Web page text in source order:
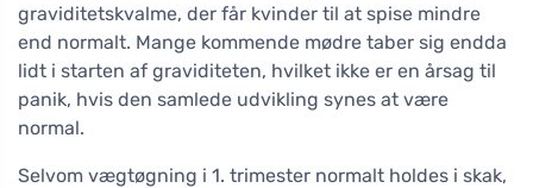
graviditetskvalme, der får kvinder til at spise mindre
end normalt. Mange kommende mødre taber sig endda
lidt i starten af graviditeten, hvilket ikke er en årsag til
panik, hvis den samlede udvikling synes at være
normal.
Selvom vægtøgning i 1. trimester normalt holdes i skak,